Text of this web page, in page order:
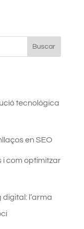
Buscar
tecnològica
en SEO
i com optimitzar
digital: l’arma